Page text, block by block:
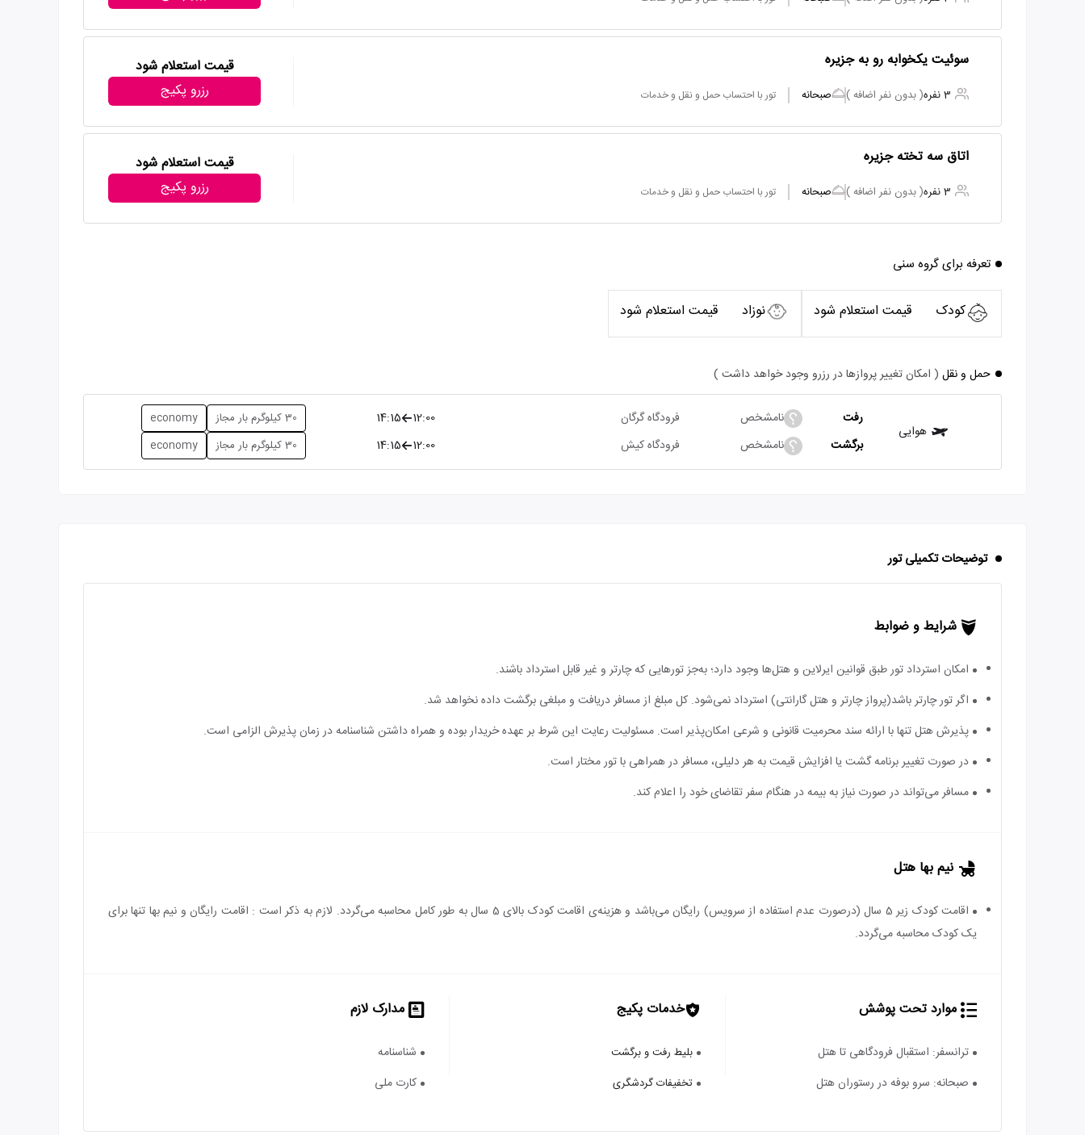
سوئیت یکخوابه رو به جزیره
3 نفره ( بدون نفر اضافه ) صبحانه تور با احتساب حمل و نقل و خدمات
قیمت استعلام شود
رزرو پکیج
اتاق سه تخته جزیره
3 نفره ( بدون نفر اضافه ) صبحانه تور با احتساب حمل و نقل و خدمات
قیمت استعلام شود
رزرو پکیج
تعرفه برای گروه سنی
کودک قیمت استعلام شود نوزاد قیمت استعلام شود
حمل و نقل ( امکان تغییر پروازها در رزرو وجود خواهد داشت )
هوایی
رفت نامشخص فرودگاه گرگان 12:00
14:15 30 کیلوگرم بار مجاز economy
برگشت نامشخص فرودگاه کیش 12:00
14:15 30 کیلوگرم بار مجاز economy
توضیحات تکمیلی تور
شرایط و ضوابط
امکان استرداد تور طبق قوانین ایرلاین و هتل‌ها وجود دارد؛ به‌جز تورهایی که چارتر و غیر قابل استرداد باشند.
اگر تور چارتر باشد(پرواز چارتر و هتل گارانتی) استرداد نمی‌شود. کل مبلغ از مسافر دریافت و مبلغی برگشت داده نخواهد شد.
پذیرش هتل تنها با ارائه سند محرمیت قانونی و شرعی امکان‌پذیر است. مسئولیت رعایت این شرط بر عهده خریدار بوده و همراه داشتن شناسنامه در زمان پذیرش الزامی است.
در صورت تغییر برنامه گشت یا افزایش قیمت به هر دلیلی، مسافر در همراهی با تور مختار است.
مسافر می‌تواند در صورت نیاز به بیمه در هنگام سفر تقاضای خود را اعلام کند.
نیم بها هتل
اقامت کودک زیر 5 سال (درصورت عدم استفاده از سرویس) رایگان می‌باشد و هزینه‌ی اقامت کودک بالای 5 سال به طور کامل محاسبه می‌گردد. لازم به ذکر است : اقامت رایگان و نیم بها تنها برای
یک کودک محاسبه می‌گردد.
موارد تحت پوشش
ترانسفر: استقبال فرودگاهی تا هتل
صبحانه: سرو بوفه در رستوران هتل
خدمات پکیج
بلیط رفت و برگشت
تخفیفات گردشگری
مدارک لازم
شناسنامه
کارت ملی